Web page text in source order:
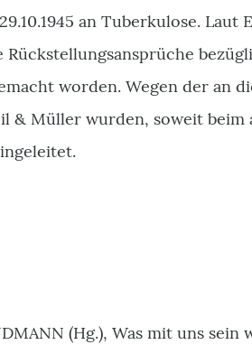
an Tuberkulose. Laut
Rückstellungsansprüche
worden. Wegen der an
& Müller wurden, soweit beim
(Hg.), Was mit uns sein